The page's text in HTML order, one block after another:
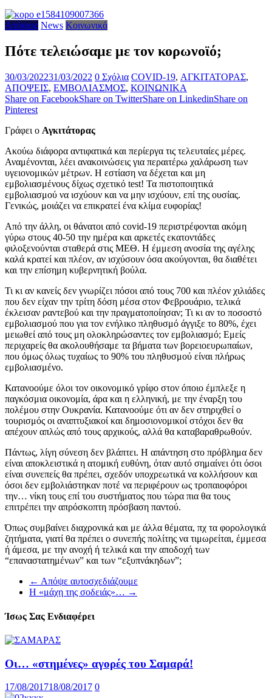
Απόψεις News Κοινωνικά
Πότε τελειώσαμε με τον κορωνοϊό;
30/03/202231/03/2022 0 Σχόλια COVID-19, ΑΓΚΙΤΑΤΟΡΑΣ,
ΑΠΟΨΕΙΣ, ΕΜΒΟΛΙΑΣΜΟΣ, ΚΟΙΝΩΝΙΚΑ
Share on FacebookShare on TwitterShare on LinkedinShare on
Pinterest
Γράφει ο Αγκιτάτορας
Ακούω διάφορα αντιφατικά και περίεργα τις τελευταίες μέρες.
Αναμένονται, λέει ανακοινώσεις για περαιτέρω χαλάρωση των
υγειονομικών μέτρων. Η εστίαση να δέχεται και μη
εμβολιασμένους δίχως σχετικό test! Τα πιστοποιητικά
εμβολιασμού να ισχύουν και να μην ισχύουν, επί της ουσίας.
Γενικώς, μοιάζει να επικρατεί ένα κλίμα ευφορίας!
Από την άλλη, οι θάνατοι από covid-19 περιστρέφονται ακόμη
γύρω στους 40-50 την ημέρα και αρκετές εκατοντάδες
φιλοξενούνται σταθερά στις ΜΕΘ. Η έμμεση ανοσία της αγέλης
καλά κρατεί και πλέον, αν ισχύσουν όσα ακούγονται, θα διαθέτει
και την επίσημη κυβερνητική βούλα.
Τι κι αν κανείς δεν γνωρίζει πόσοι από τους 700 και πλέον χιλιάδες
που δεν είχαν την τρίτη δόση μέσα στον Φεβρουάριο, τελικά
έκλεισαν ραντεβού και την πραγματοποίησαν; Τι κι αν το ποσοστό
εμβολιασμού που για τον ενήλικο πληθυσμό άγγιξε το 80%, έχει
μειωθεί από τους μη ολοκληρώσαντες τον εμβολιασμό; Εμείς
περιχαρείς θα ακολουθήσαμε τα βήματα των βορειοευρωπαίων,
που όμως όλως τυχαίως το 90% του πληθυσμού είναι πλήρως
εμβολιασμένο.
Κατανοούμε όλοι τον οικονομικό γρίφο στον όποιο έμπλεξε η
παγκόσμια οικονομία, άρα και η ελληνική, με την έναρξη του
πολέμου στην Ουκρανία. Κατανοούμε ότι αν δεν στηριχθεί ο
τουρισμός οι αναπτυξιακοί και δημοσιονομικοί στόχοι δεν θα
απέχουν απλώς από τους αρχικούς, αλλά θα καταβαραθρωθούν.
Πάντως, λίγη σύνεση δεν βλάπτει. Η απάντηση στο πρόβλημα δεν
είναι αποκλειστικά η ατομική ευθύνη, όταν αυτό σημαίνει ότι όσοι
είναι συνεπείς θα πρέπει, σχεδόν υποχρεωτικά να κολλήσουν και
όσοι δεν εμβολιάστηκαν ποτέ να περιφέρουν ως τροπαιοφόροι
την… νίκη τους επί του συστήματος που τώρα πια θα τους
επιτρέπει την απρόσκοπτη πρόσβαση παντού.
Όπως συμβαίνει διαχρονικά και με άλλα θέματα, πχ τα φορολογικά
ζητήματα, γιατί θα πρέπει ο συνεπής πολίτης να τιμωρείται, έμμεσα
ή άμεσα, με την ανοχή ή τελικά και την αποδοχή των
“επαναστατημένων” και των “εξυπνάκηδων”;
← Aπόψε αυτοσχεδιάζουμε
Η «μάχη της σοδειάς»… →
Ίσως Σας Ενδιαφέρει
Οι… «στημένες» αγορές του Σαμαρά!
17/08/201718/08/2017 0